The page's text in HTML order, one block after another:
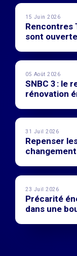
15 Juin 2026
Rencontres
sont
05 Août 2026
SNBC 3 : le
rénovation
31 Juil 2026
Repenser
23 Juil 2026
Précarité
dans une